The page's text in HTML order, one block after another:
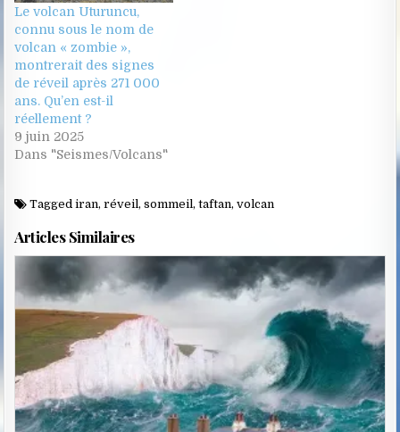
Le volcan Uturuncu,
connu sous le nom de
volcan « zombie »,
montrerait des signes
de réveil après 271 000
ans. Qu’en est-il
réellement ?
9 juin 2025
Dans "Seismes/Volcans"
Taggediran,réveil,sommeil,taftan,volcan
Articles Similaires
Posted
in